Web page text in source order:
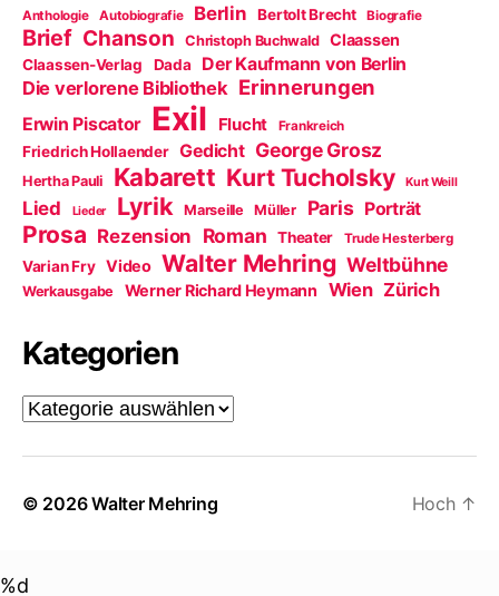
Anthologie Autobiografie Berlin Bertolt Brecht Biografie
Brief Chanson Christoph Buchwald Claassen
Claassen-Verlag Dada Der Kaufmann von Berlin
Die verlorene Bibliothek Erinnerungen
Erwin Piscator Exil Flucht Frankreich
Friedrich Hollaender Gedicht George Grosz
Hertha Pauli Kabarett Kurt Tucholsky Kurt Weill
Lied Lieder Lyrik Marseille Müller Paris Porträt
Prosa Rezension Roman Theater Trude Hesterberg
Varian Fry Video Walter Mehring Weltbühne
Werkausgabe Werner Richard Heymann Wien Zürich
Kategorien
Kategorien
© 2026Walter Mehring Hoch ↑
%d